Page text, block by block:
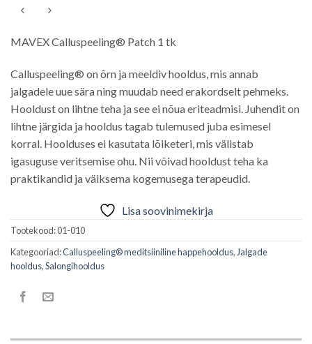
MAVEX Calluspeeling® Patch 1 tk
Calluspeeling® on õrn ja meeldiv hooldus, mis annab
jalgadele uue sära ning muudab need erakordselt pehmeks.
Hooldust on lihtne teha ja see ei nõua eriteadmisi. Juhendit on
lihtne järgida ja hooldus tagab tulemused juba esimesel
korral. Hoolduses ei kasutata lõiketeri, mis välistab
igasuguse veritsemise ohu. Nii võivad hooldust teha ka
praktikandid ja väiksema kogemusega terapeudid.
Lisa soovinimekirja
Tootekood:01-010
Kategooriad:Calluspeeling® meditsiiniline happehooldus, Jalgade
hooldus,Salongihooldus